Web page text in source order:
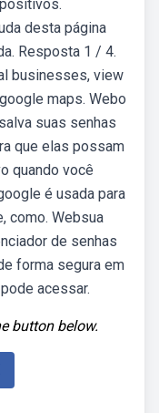
desta página
Resposta 1 / 4.
businesses, view
maps. Webo
suas senhas
que elas possam
quando você
é usada para
como. Websua
de senhas
forma segura em
acessar.
button below.